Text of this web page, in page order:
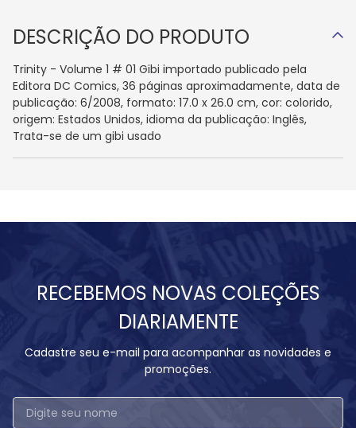
DESCRIÇÃO DO PRODUTO
Trinity - Volume 1 # 01 Gibi importado publicado pela
Editora DC Comics, 36 páginas aproximadamente, data de
publicação: 6/2008, formato: 17.0 x 26.0 cm, cor: colorido,
origem: Estados Unidos, idioma da publicação: Inglês,
Trata-se de um gibi usado
RECEBEMOS NOVAS COLEÇÕES
DIARIAMENTE
Cadastre seu e-mail para acompanhar as novidades e
promoções.